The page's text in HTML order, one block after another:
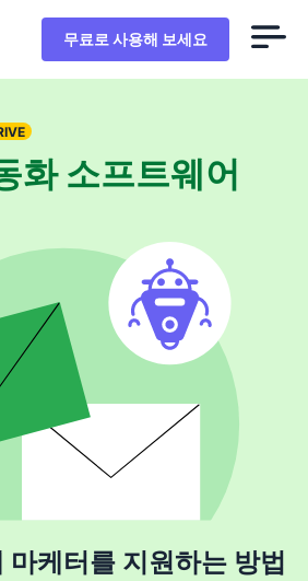
무료로 사용해 보세요
화 소프트웨어
마케터를 지원하는 방법